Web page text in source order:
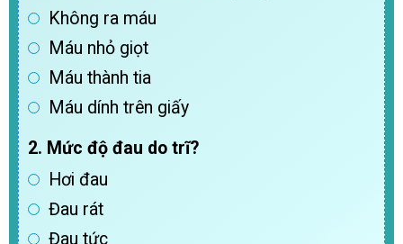
Không ra máu
Máu nhỏ giọt
Máu thành tia
Máu dính trên giấy
2. Mức độ đau do trĩ?
Hơi đau
Đau rát
Đau tức